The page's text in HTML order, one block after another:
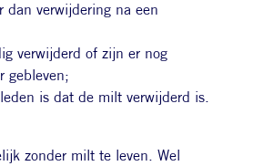
dan verwijdering na een
verwijderd of zijn er nog
gebleven;
is dat de milt verwijderd is.
zonder milt te leven. Wel